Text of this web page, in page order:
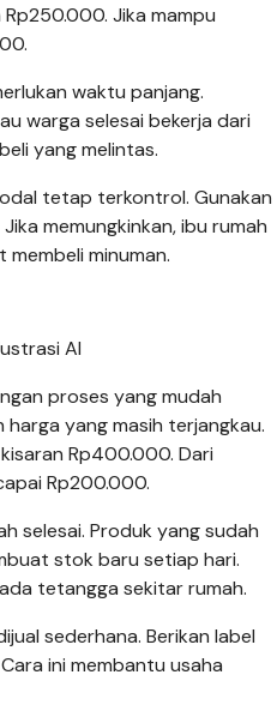
Jika mampu
waktu panjang.
warga selesai bekerja dari
yang melintas.
tetap terkontrol. Gunakan
memungkinkan, ibu rumah
minuman.
AI
proses yang mudah
yang masih terjangkau.
Rp400.000. Dari
Rp200.000.
selesai. Produk yang sudah
stok baru setiap hari.
tetangga sekitar rumah.
sederhana. Berikan label
ini membantu usaha